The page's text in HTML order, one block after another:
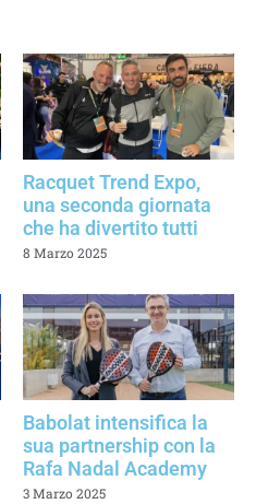
Racquet Trend Expo,
una seconda giornata
che ha divertito tutti
8 Marzo 2025
Babolat intensifica la
sua partnership con la
Rafa Nadal Academy
3 Marzo 2025